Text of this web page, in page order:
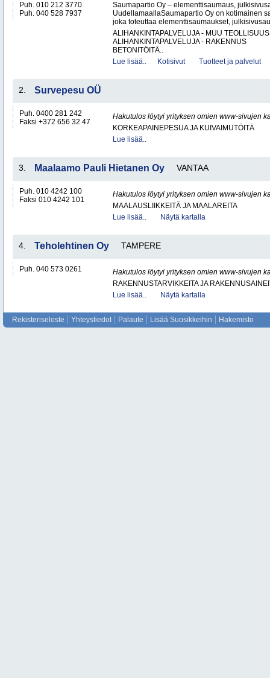
Puh. 010 212 3770
Puh. 040 528 7937
Saumapartio Oy – elementtisaumaus,
UudellamaallaSaumapartio Oy on kotimainen
joka toteuttaa elementtisaumaukset,
ALIHANKINTAPALVELUJA - MUU TEOLLISUUS
ALIHANKINTAPALVELUJA - RAKENNUS
BETONITÖITÄ..
Lue lisää..
Kotisivut Tuotteet ja palvelut
2. Survepesu OÜ
Puh. 0400 281 242
Faksi +372 656 32 47
Hakutulos löytyi yrityksen omien www-sivujen
KORKEAPAINEPESUA JA KUIVAIMUTÖITÄ
Lue lisää..
3. Maalaamo Pauli Hietanen Oy VANTAA
Puh. 010 4242 100
Faksi 010 4242 101
Hakutulos löytyi yrityksen omien www-sivujen
MAALAUSLIIKKEITÄ JA MAALAREITA
Lue lisää..
Näytä kartalla
4. Teholehtinen Oy TAMPERE
Puh. 040 573 0261
Hakutulos löytyi yrityksen omien www-sivujen
RAKENNUSTARVIKKEITA JA
Lue lisää..
Näytä kartalla
Rekisteriseloste Yhteystiedot Palaute Lisää Suosikkeihin Hakemisto